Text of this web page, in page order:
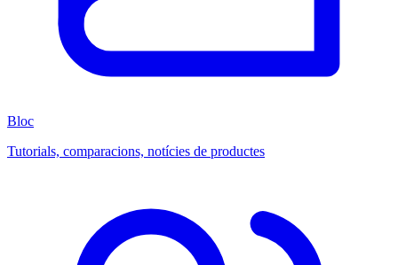
Bloc
Tutorials, comparacions, notícies de productes